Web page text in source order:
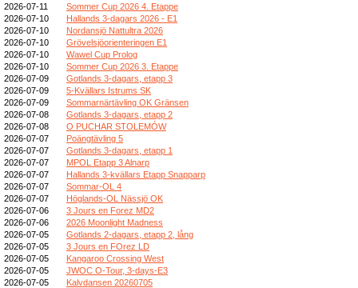
2026-07-11
Sommer Cup 2026 4. Etappe
2026-07-10
Hallands 3-dagars 2026 - E1
2026-07-10
Nordansjö Nattultra 2026
2026-07-10
Grövelsjöorienteringen E1
2026-07-10
Wawel Cup Prolog
2026-07-10
Sommer Cup 2026 3. Etappe
2026-07-09
Gotlands 3-dagars, etapp 3
2026-07-09
5-Kvällars Istrums SK
2026-07-09
Sommarnärtävling OK Gränsen
2026-07-08
Gotlands 3-dagars, etapp 2
2026-07-08
O PUCHAR STOLEMÓW
2026-07-07
Poängtävling 5
2026-07-07
Gotlands 3-dagars, etapp 1
2026-07-07
MPOL Etapp 3 Alnarp
2026-07-07
Hallands 3-kvällars Etapp Snapparp
2026-07-07
Sommar-OL 4
2026-07-07
Höglands-OL Nässjö OK
2026-07-06
3 Jours en Forez MD2
2026-07-06
2026 Moonlight Madness
2026-07-05
Gotlands 2-dagars, etapp 2, lång
2026-07-05
3 Jours en FOrez LD
2026-07-05
Kangaroo Crossing West
2026-07-05
JWOC O-Tour, 3-days-E3
2026-07-05
Kalvdansen 20260705